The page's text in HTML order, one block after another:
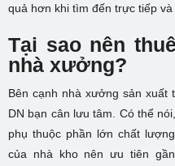
quả hơn khi tìm đến trực tiếp
Tại sao nên
nhà xưởng?
Bên cạnh nhà xưởng sản xuất
DN bạn cân lưu tâm. Có thể
phụ thuộc phần lớn chất
của nhà kho nên ưu tiên